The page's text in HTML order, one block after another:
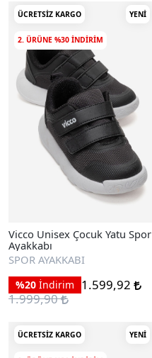
ÜCRETSIZ KARGO YENI
2. ÜRÜNE %30 INDIRIM
Vicco Unisex Çocuk Yatu Spor
Ayakkabı
SPOR AYAKKABI
%20 İndirim
1.599,92
1.999,90
ÜCRETSIZ KARGO YENI